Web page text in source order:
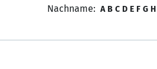
Nachname: A B C D E F G H